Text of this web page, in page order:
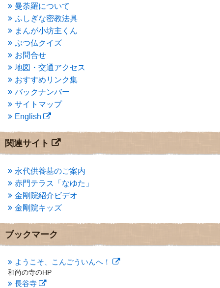
2015年5月(1)
2015年4月(1)
2015年3月 (3)
2015年2月(3)
2015年1月(1)
2014年12月
2014年9月(1)
2014年5月 (1)
2014年4月
2014年1月(1)
2013年11月 (4)
2013年10月
2013年8月
(7)
2013年7月
(7)
2013年5月(13)
2013年4月(1)
2013年3月 (4)
2013年2月(6)
2013年1月(6)
2012年12月(7)
2012年11月(7)
2012年10月
2012年8月
(9)
2012年7月(10)
2012年6月
曼荼羅について
ふしぎな密教法具
まんが小坊主くん
ぶつ仏クイズ
お問合せ
地図・交通アクセス
おすすめリンク集
バックナンバー
サイトマップ
English
関連サイト
永代供養墓のご案内
赤門テラス「なゆた」
金剛院紹介ビデオ
金剛院キッズ
ブックマーク
ようこそ、こんごういんへ！
和尚の寺のHP
長谷寺